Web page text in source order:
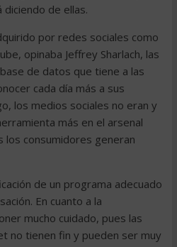
de ellas.
por redes sociales como
opinaba Jeffrey Sharlach, las
de datos que tiene a las
cada día más a sus
los medios sociales no eran y
más en el arsenal
los consumidores generan
de un programa adecuado
En cuanto a la
mucho cuidado, pues las
no tienen fin y pueden ser muy